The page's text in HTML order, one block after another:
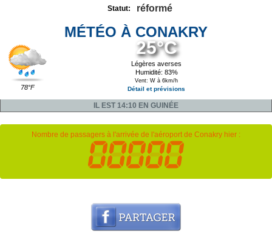
Statut: réformé
MÉTÉO À CONAKRY
78°F
25°C
Légères averses
Humidité: 83%
Vent: W à 6km/h
Détail et prévisions
IL EST 14:10 EN GUINÉE
Nombre de passagers à l'arrivée de l'aéroport de Conakry hier :